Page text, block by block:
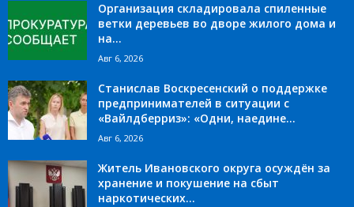
Организация складировала спиленные
ветки деревьев во дворе жилого дома и
на...
Авг 6, 2026
Станислав Воскресенский о поддержке
предпринимателей в ситуации с
«Вайлдберриз»: «Одни, наедине...
Авг 6, 2026
Житель Ивановского округа осуждён за
хранение и покушение на сбыт
наркотических...